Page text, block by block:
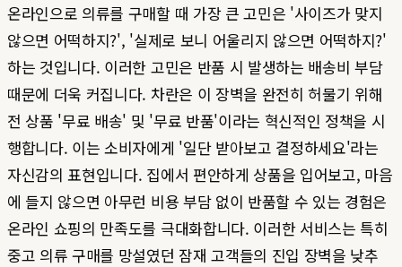
온라인으로 의류를 구매할 때 가장 큰 고민은 '사이즈가 맞지
않으면 어떡하지?', '실제로 보니 어울리지 않으면 어떡하지?'
하는 것입니다. 이러한 고민은 반품 시 발생하는 배송비 부담
때문에 더욱 커집니다. 차란은 이 장벽을 완전히 허물기 위해
전 상품 '무료 배송' 및 '무료 반품'이라는 혁신적인 정책을 시
행합니다. 이는 소비자에게 '일단 받아보고 결정하세요'라는
자신감의 표현입니다. 집에서 편안하게 상품을 입어보고, 마음
에 들지 않으면 아무런 비용 부담 없이 반품할 수 있는 경험은
온라인 쇼핑의 만족도를 극대화합니다. 이러한 서비스는 특히
중고 의류 구매를 망설였던 잠재 고객들의 진입 장벽을 낮추